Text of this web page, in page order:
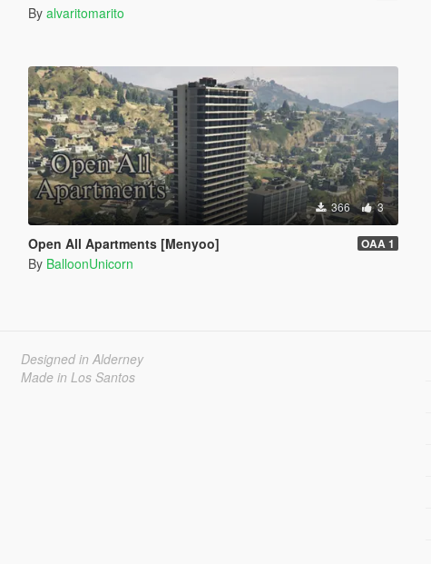
By alvaritomarito
366 3
Open All Apartments [Menyoo] OAA 1
By BalloonUnicorn
Designed in Alderney
Made in Los Santos